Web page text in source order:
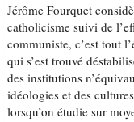
Jérôme Fourquet
catholicisme suivi de
communiste, c’est tout
qui s’est trouvé
des institutions
idéologies et des
lorsqu’on étudie sur